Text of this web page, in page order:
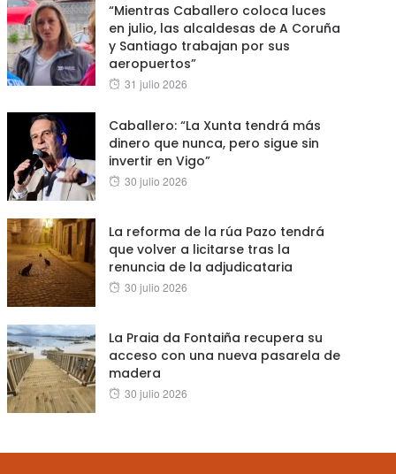
“Mientras Caballero coloca luces
en julio, las alcaldesas de A Coruña
y Santiago trabajan por sus
aeropuertos”
Posted
31 julio 2026
Caballero: “La Xunta tendrá más
dinero que nunca, pero sigue sin
invertir en Vigo”
Posted
30 julio 2026
La reforma de la rúa Pazo tendrá
que volver a licitarse tras la
renuncia de la adjudicataria
Posted
30 julio 2026
La Praia da Fontaiña recupera su
acceso con una nueva pasarela de
madera
Posted
30 julio 2026